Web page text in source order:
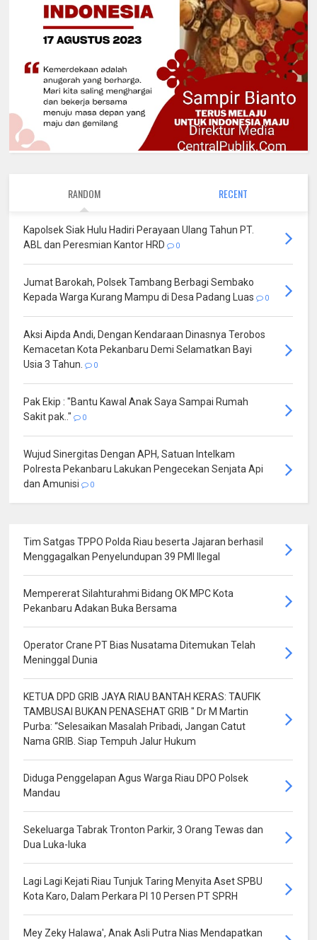
RANDOM RECENT
Kapolsek Siak Hulu Hadiri Perayaan Ulang Tahun PT.
ABL dan Peresmian Kantor HRD
0
Jumat Barokah, Polsek Tambang Berbagi Sembako
Kepada Warga Kurang Mampu di Desa Padang Luas
0
Aksi Aipda Andi, Dengan Kendaraan Dinasnya Terobos
Kemacetan Kota Pekanbaru Demi Selamatkan Bayi
Usia 3 Tahun.
0
Pak Ekip : "Bantu Kawal Anak Saya Sampai Rumah
Sakit pak.."
0
Wujud Sinergitas Dengan APH, Satuan Intelkam
Polresta Pekanbaru Lakukan Pengecekan Senjata Api
dan Amunisi
0
Tim Satgas TPPO Polda Riau beserta Jajaran berhasil
Menggagalkan Penyelundupan 39 PMI Ilegal
Mempererat Silahturahmi Bidang OK MPC Kota
Pekanbaru Adakan Buka Bersama
Operator Crane PT Bias Nusatama Ditemukan Telah
Meninggal Dunia
KETUA DPD GRIB JAYA RIAU BANTAH KERAS: TAUFIK
TAMBUSAI BUKAN PENASEHAT GRIB " Dr M Martin
Purba: “Selesaikan Masalah Pribadi, Jangan Catut
Nama GRIB. Siap Tempuh Jalur Hukum
Diduga Penggelapan Agus Warga Riau DPO Polsek
Mandau
Sekeluarga Tabrak Tronton Parkir, 3 Orang Tewas dan
Dua Luka-luka
Lagi Lagi Kejati Riau Tunjuk Taring Menyita Aset SPBU
Kota Karo, Dalam Perkara PI 10 Persen PT SPRH
Mey Zeky Halawa', Anak Asli Putra Nias Mendapatkan